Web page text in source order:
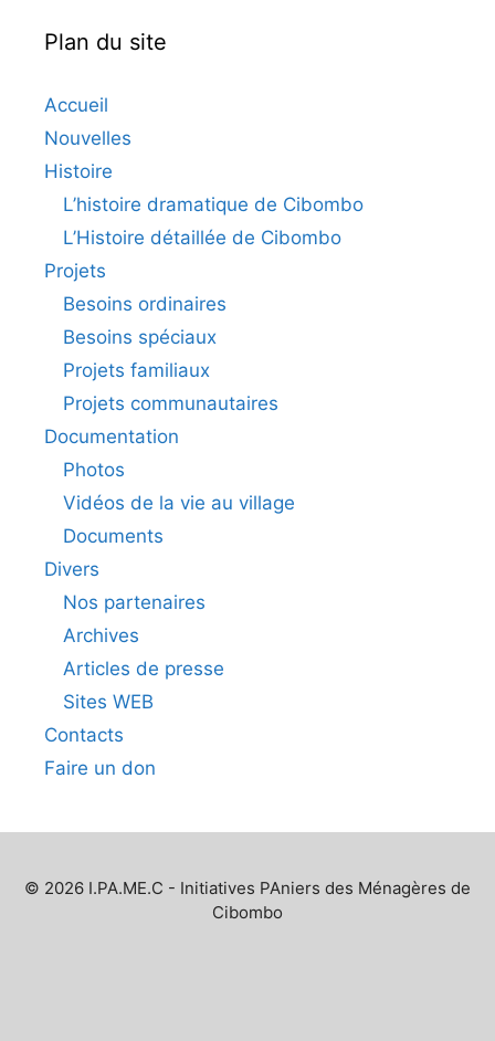
Plan du site
Accueil
Nouvelles
Histoire
L’histoire dramatique de Cibombo
L’Histoire détaillée de Cibombo
Projets
Besoins ordinaires
Besoins spéciaux
Projets familiaux
Projets communautaires
Documentation
Photos
Vidéos de la vie au village
Documents
Divers
Nos partenaires
Archives
Articles de presse
Sites WEB
Contacts
Faire un don
© 2026 I.PA.ME.C - Initiatives PAniers des Ménagères de
Cibombo